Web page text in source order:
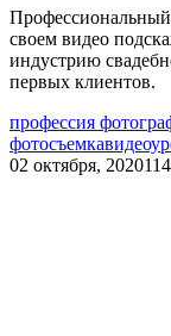
своем видео
индустрию
первых клиентов.
профессия
фотосъемка
02 октября, 2020114